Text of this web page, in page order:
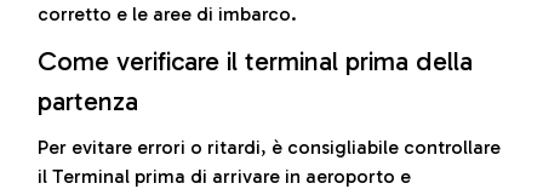
corretto e le aree di imbarco.
Come verificare il terminal prima della
partenza
Per evitare errori o ritardi, è consigliabile controllare
il Terminal prima di arrivare in aeroporto e